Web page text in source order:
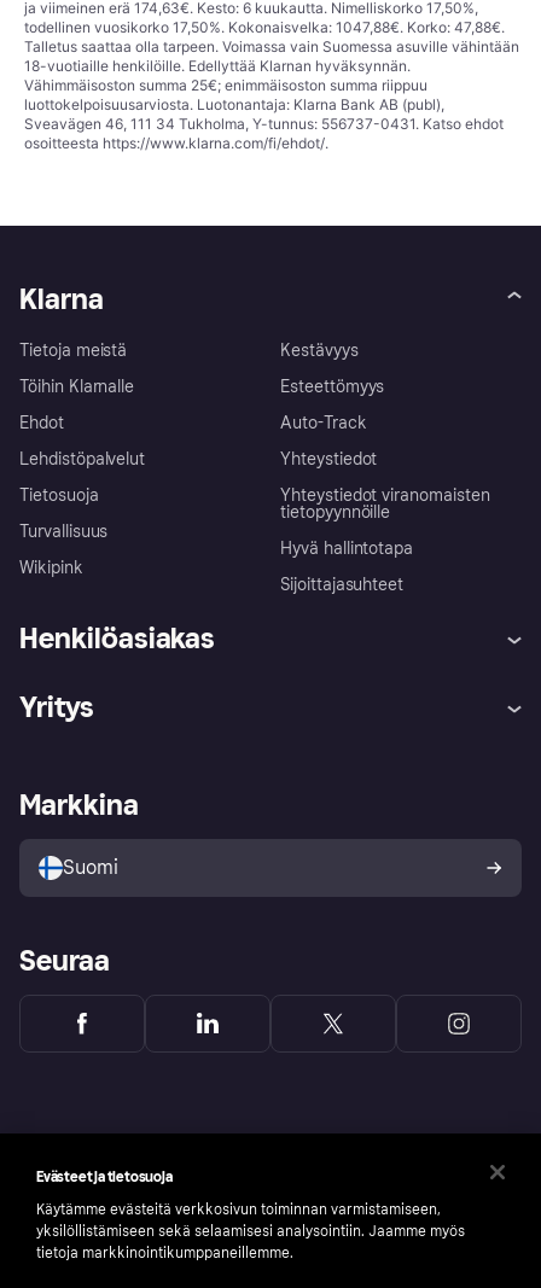
ja viimeinen erä 174,63€. Kesto: 6 kuukautta. Nimelliskorko 17,50%,
todellinen vuosikorko 17,50%. Kokonaisvelka: 1047,88€. Korko: 47,88€.
Talletus saattaa olla tarpeen. Voimassa vain Suomessa asuville vähintään
18-vuotiaille henkilöille. Edellyttää Klarnan hyväksynnän.
Vähimmäisoston summa 25€; enimmäisoston summa riippuu
luottokelpoisuusarviosta. Luotonantaja: Klarna Bank AB (publ),
Sveavägen 46, 111 34 Tukholma, Y-tunnus: 556737-0431. Katso ehdot
osoitteesta https://www.klarna.com/fi/ehdot/.
Klarna
Tietoja meistä
Töihin Klarnalle
Ehdot
Lehdistöpalvelut
Tietosuoja
Turvallisuus
Wikipink
Kestävyys
Esteettömyys
Auto-Track
Yhteystiedot
Yhteystiedot viranomaisten
tietopyynnöille
Hyvä hallintotapa
Sijoittajasuhteet
Henkilöasiakas
Kirjaudu sisään
Tutustu kauppoihin
Ostajan turva
Yritys
Kirjaudu sisään yrityksenä
Markkina
Suomi
Seuraa
Evästeet ja tietosuoja
Käytämme evästeitä verkkosivun toiminnan varmistamiseen,
yksilöllistämiseen sekä selaamisesi analysointiin. Jaamme myös
tietoja markkinointikumppaneillemme.